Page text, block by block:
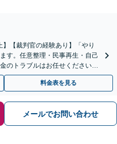
】【裁判官の経験あり】「やり
す。任意整理・民事再生・自己
のトラブルはお任せください。
料金表を見る
メールでお問い合わせ